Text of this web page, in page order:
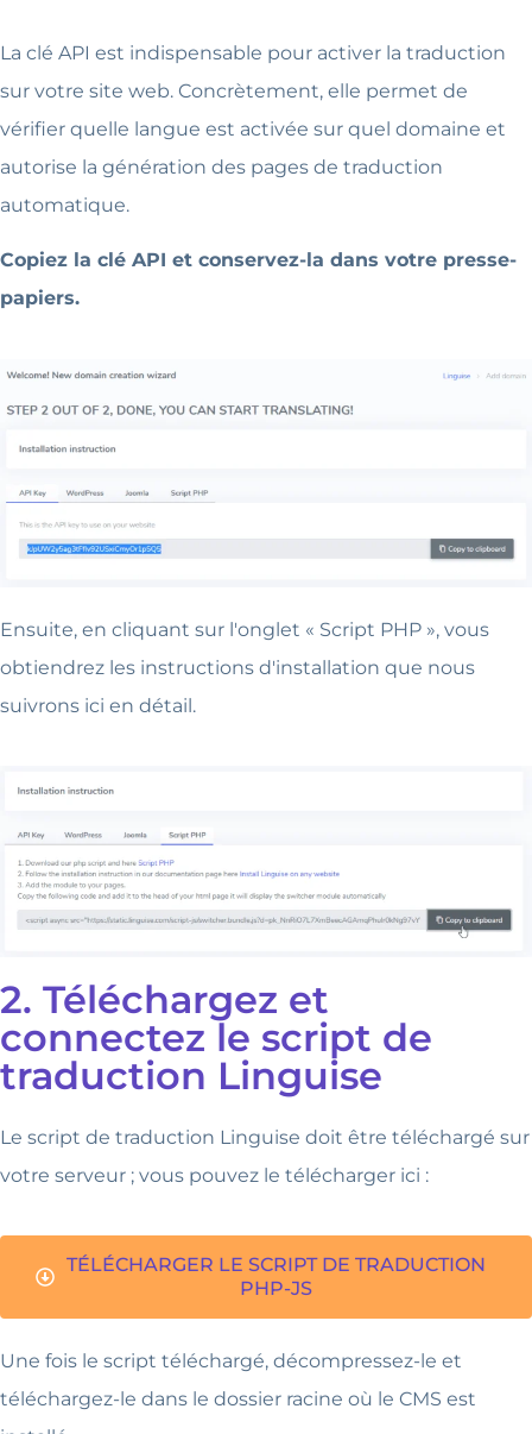
La clé API est indispensable pour activer la traduction
sur votre site web. Concrètement, elle permet de
vérifier quelle langue est activée sur quel domaine et
autorise la génération des pages de traduction
automatique.
Copiez la clé API et conservez-la dans votre presse-
papiers.
Ensuite, en cliquant sur l'onglet « Script PHP », vous
obtiendrez les instructions d'installation que nous
suivrons ici en détail.
2. Téléchargez et
connectez le script de
traduction Linguise
Le script de traduction Linguise doit être téléchargé sur
votre serveur ; vous pouvez le télécharger ici :
TÉLÉCHARGER LE SCRIPT DE TRADUCTION
PHP-JS
Une fois le script téléchargé, décompressez-le et
téléchargez-le dans le dossier racine où le CMS est